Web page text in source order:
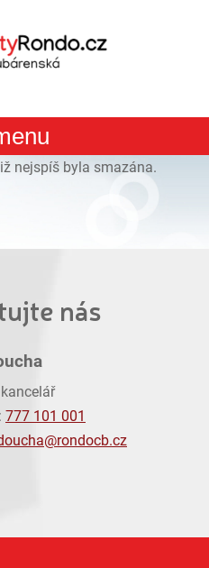
nejspíš byla smazána.
nás
777 101 001
rondocb.cz